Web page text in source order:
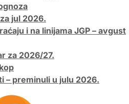
jul 2026.
i na linijama JGP – avgust
za 2026/27.
– preminuli u julu 2026.